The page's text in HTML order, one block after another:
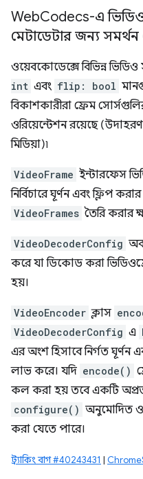
WebCodecs-এ
মেটাডেটার জন্য
ওয়েবকোডেক্সে বিভিন্ন
int এবং flip: bool
বিকাশকারীরা ফ্রেম
ওরিয়েন্টেশন রয়েছে
মিডিয়া)৷
VideoFrame ইন্টারফেস
নির্বিচারে ঘূর্ণন এবং ফ্লিপ
VideoFrames তৈরি করার
VideoDecoderConfig
করে যা ডিকোড করা
হয়।
VideoEncoder ক্লাস
VideoDecoderConfig এ
এর অংশ হিসাবে নির্গত ঘূর্ণন
লাভ করে। যদি encode()
কল ​​করা হয় তবে একটি
configure() অনুমোদিত
করা যেতে পারে।
ট্র্যাকিং বাগ #40243431 |